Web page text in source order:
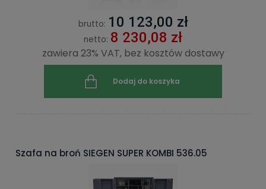
brutto: 10 123,00 zł
netto: 8 230,08 zł
zawiera 23% VAT, bez kosztów dostawy
Dodaj do koszyka
Szafa na broń SIEGEN SUPER KOMBI 536.05